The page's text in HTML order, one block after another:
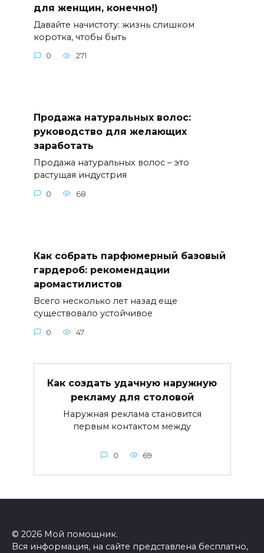
для женщин, конечно!)
Давайте начистоту: жизнь слишком
коротка, чтобы быть
0 271
Продажа натуральных волос:
руководство для желающих
заработать
Продажа натуральных волос – это
растущая индустрия
0 68
Как собрать парфюмерный базовый
гардероб: рекомендации
аромастилистов
Всего несколько лет назад еще
существовало устойчивое
0 47
Как создать удачную наружную
рекламу для столовой
Наружная реклама становится
первым контактом между
0 69
© 2026 Мой помощник.
Вся информация, на сайте представлена бесплатно,